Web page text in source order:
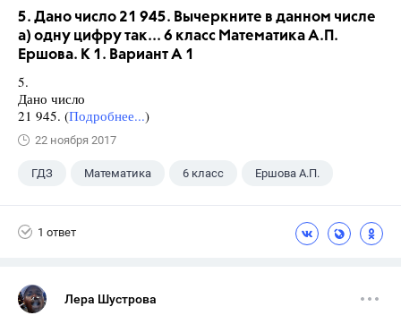
5. Дано число 21 945. Вычеркните в данном числе
а) одну цифру так... 6 класс Математика А.П.
Ершова. К 1. Вариант А 1
5.
Дано число
21 945. (Подробнее...)
22 ноября 2017
ГДЗ Математика 6 класс Ершова А.П.
1 ответ
Лера Шустрова